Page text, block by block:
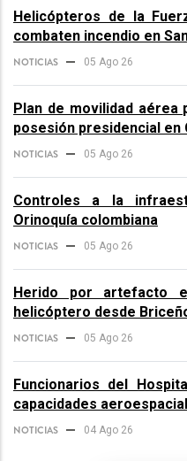
Helicópteros de la
combaten incendio en
NOTICIAS 05 Ago 26
Plan de movilidad
posesión presidencial en
NOTICIAS 05 Ago 26
Controles a la
Orinoquía colombiana
NOTICIAS 05 Ago 26
Herido por artefacto
helicóptero desde
NOTICIAS 05 Ago 26
Funcionarios del
capacidades
NOTICIAS 04 Ago 26